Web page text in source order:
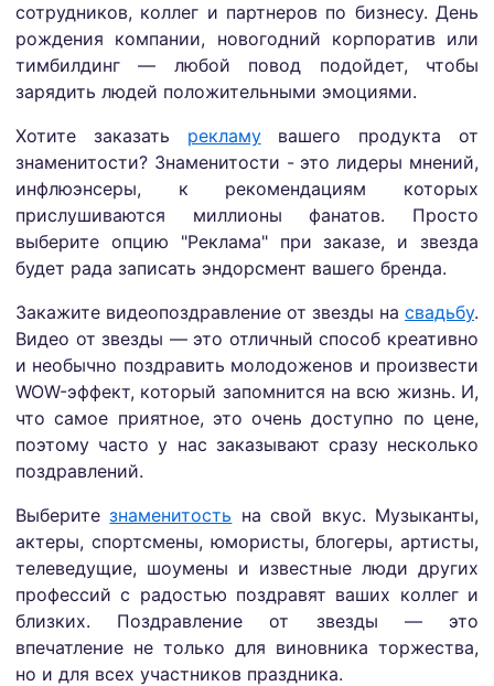
сотрудников, коллег и партнеров по бизнесу. День
рождения компании, новогодний корпоратив или
тимбилдинг — любой повод подойдет, чтобы
зарядить людей положительными эмоциями.
Хотите заказать рекламувашего продукта от
знаменитости? Знаменитости - это лидеры мнений,
инфлюэнсеры, к рекомендациям которых
прислушиваются миллионы фанатов. Просто
выберите опцию "Реклама" при заказе, и звезда
будет рада записать эндорсмент вашего бренда.
Закажите видеопоздравление от звезды на свадьбу.
Видео от звезды — это отличный способ креативно
и необычно поздравить молодоженов и произвести
WOW-эффект, который запомнится на всю жизнь. И,
что самое приятное, это очень доступно по цене,
поэтому часто у нас заказывают сразу несколько
поздравлений.
Выберитезнаменитость на свой вкус. Музыканты,
актеры, спортсмены, юмористы, блогеры, артисты,
телеведущие, шоумены и известные люди других
профессий с радостью поздравят ваших коллег и
близких. Поздравление от звезды — это
впечатление не только для виновника торжества,
но и для всех участников праздника.